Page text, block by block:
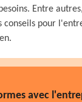
Entre
conseils pour
avec